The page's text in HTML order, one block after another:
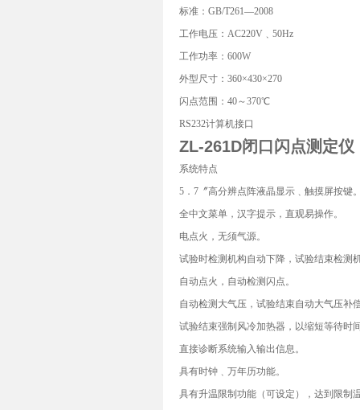
标准：GB/T261—2008
工作电压：AC220V﹑50Hz
工作功率：600W
外型尺寸：360×430×270
闪点范围：40～370℃
RS232计算机接口
ZL-261D闭口闪点测定仪
系统特点
5．7〞高分辨点阵液晶显示﹑触摸屏按键
全中文菜单，汉字提示，直观易操作。
电点火，无须气源。
试验时检测机构自动下降，试验结束检测
自动点火，自动检测闪点。
自动检测大气压，试验结束自动大气压补
试验结束强制风冷加热器，以缩短等待时
直接诊断系统输入输出信息。
具有时钟﹑万年历功能。
具有升温限制功能（可设定），达到限制